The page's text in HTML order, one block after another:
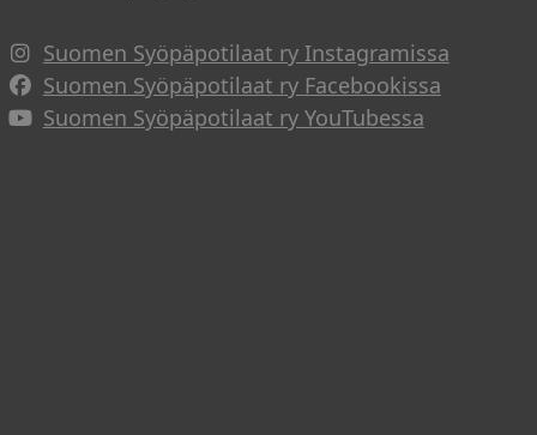
Suomen Syöpäpotilaat ry Instagramissa
Suomen Syöpäpotilaat ry Facebookissa
Suomen Syöpäpotilaat ry YouTubessa